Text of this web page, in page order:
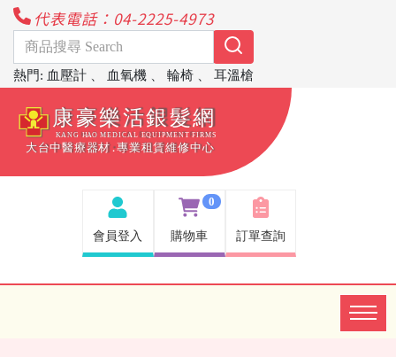
代表電話：04-2225-4973
熱門: 血壓計 血氧機 輪椅 耳溫槍
會員登入
0
購物車 訂單查詢